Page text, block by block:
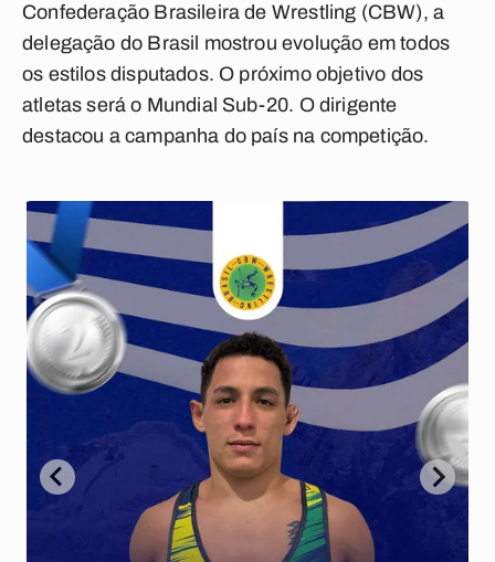
Confederação Brasileira de Wrestling (CBW), a
delegação do Brasil mostrou evolução em todos
os estilos disputados. O próximo objetivo dos
atletas será o Mundial Sub-20. O dirigente
destacou a campanha do país na competição.